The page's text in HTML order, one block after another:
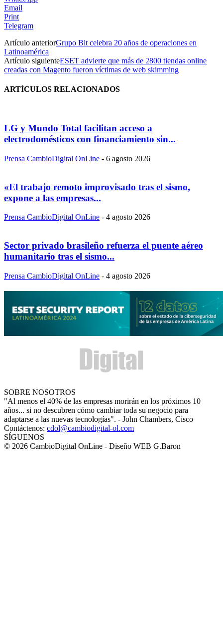
Email
Print
Telegram
Artículo anteriorGrupo Bit celebra 20 años de operaciones en
Latinoamérica
Artículo siguienteESET advierte que más de 2800 tiendas online
creadas con Magento fueron víctimas de web skimming
ARTÍCULOS RELACIONADOS
LG y Mundo Total facilitan acceso a
electrodomésticos con financiamiento sin...
Prensa CambioDigital OnLine - 6 agosto 2026
«El trabajo remoto improvisado tras el sismo,
expone a las empresas...
Prensa CambioDigital OnLine - 4 agosto 2026
Sector privado brasileño refuerza el puente aéreo
humanitario tras el sismo...
Prensa CambioDigital OnLine - 4 agosto 2026
SOBRE NOSOTROS
"Al menos el 40% de las empresas morirán en los próximos 10
años... si no descubren cómo cambiar toda su negocio para
adaptarse a las nuevas tecnologías". - John Chambers, Cisco
Contáctenos: cdol@cambiodigital-ol.com
SÍGUENOS
© 2026 CambioDigital OnLine - Diseño WEB G.Baron